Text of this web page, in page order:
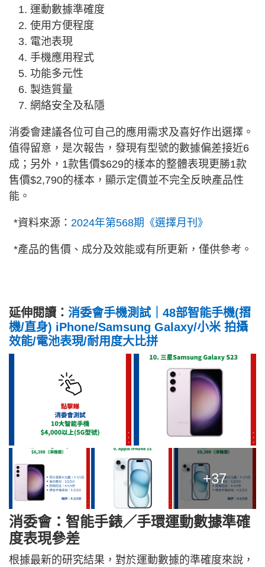
運動數據準確度
使用方便程度
電池表現
手機應用程式
功能多元性
製造質量
網絡安全及私隱
消委會建議各位可自己的應用需求及喜好作出選擇。
值得留意，是次報告，發現有型號的數據偏差接近6
成；另外，1款售價$629的樣本的整體表現更勝1款
售價$2,790的樣本，顯示定價並不完全反映產品性
能。
*資料來源： 2024年第568期《選擇月刊》
*產品的售價、成分及效能或有所更新，僅供參考。
延伸閱讀： 消委會手機測試｜48部智能手機(摺
機/直身) iPhone/Samsung Galaxy/小米 拍攝
效能/電池表現/耐用度大比拼
+37
消委會：智能手錶／手環運動數據準確
度表現參差
根據最新的研究結果，對於運動數據的準確度來說，